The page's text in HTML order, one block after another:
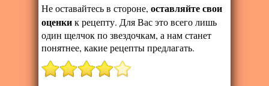
Не оставайтесь в стороне, оставляйте свои
оценкик рецепту. Для Вас это всего лишь
один щелчок по звездочкам, а нам станет
понятнее, какие рецепты предлагать.